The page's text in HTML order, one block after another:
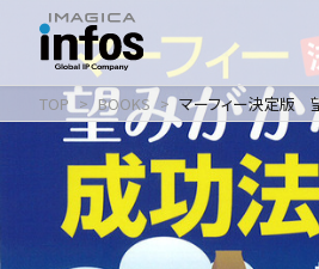
IP / MEDIA
TOP BOOKS マーフィー決定版